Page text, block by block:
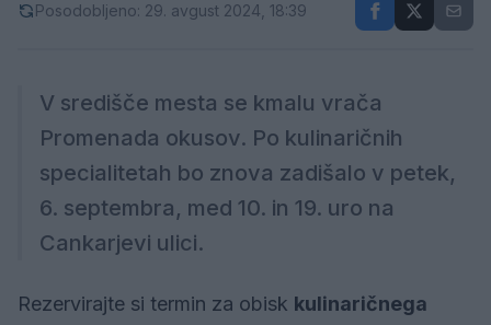
Posodobljeno: 29. avgust 2024, 18:39
V središče mesta se kmalu vrača
Promenada okusov. Po kulinaričnih
specialitetah bo znova zadišalo v petek,
6. septembra, med 10. in 19. uro na
Cankarjevi ulici.
Rezervirajte si termin za obisk kulinaričnega